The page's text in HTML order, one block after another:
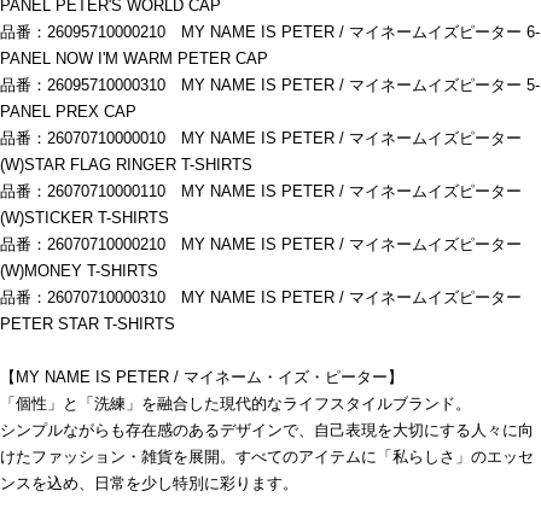
PANEL PETER'S WORLD CAP
品番：26095710000210 MY NAME IS PETER / マイネームイズピーター 6-
PANEL NOW I'M WARM PETER CAP
品番：26095710000310 MY NAME IS PETER / マイネームイズピーター 5-
PANEL PREX CAP
品番：26070710000010 MY NAME IS PETER / マイネームイズピーター
(W)STAR FLAG RINGER T-SHIRTS
品番：26070710000110 MY NAME IS PETER / マイネームイズピーター
(W)STICKER T-SHIRTS
品番：26070710000210 MY NAME IS PETER / マイネームイズピーター
(W)MONEY T-SHIRTS
品番：26070710000310 MY NAME IS PETER / マイネームイズピーター
PETER STAR T-SHIRTS
【MY NAME IS PETER / マイネーム・イズ・ピーター】
「個性」と「洗練」を融合した現代的なライフスタイルブランド。
シンプルながらも存在感のあるデザインで、自己表現を大切にする人々に向
けたファッション・雑貨を展開。すべてのアイテムに「私らしさ」のエッセ
ンスを込め、日常を少し特別に彩ります。